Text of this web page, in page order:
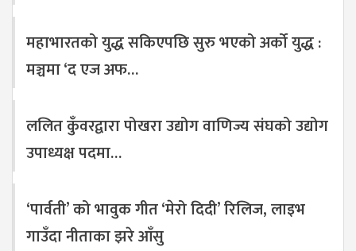
महाभारतको युद्ध सकिएपछि सुरु भएको अर्को युद्ध :
मञ्चमा ‘द एज अफ…
ललित कुँवरद्वारा पोखरा उद्योग वाणिज्य संघको उद्योग
उपाध्यक्ष पदमा…
‘पार्वती’ को भावुक गीत ‘मेरो दिदी’ रिलिज, लाइभ
गाउँदा नीताका झरे आँसु